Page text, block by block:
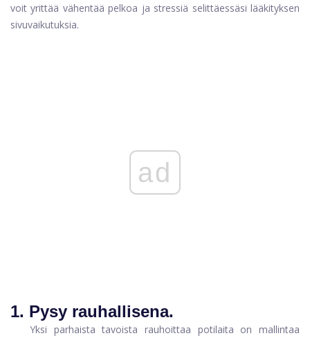
voit yrittää vähentää pelkoa ja stressiä selittäessäsi lääkityksen
sivuvaikutuksia.
ad
1. Pysy rauhallisena.
Yksi parhaista tavoista rauhoittaa potilaita on mallintaa